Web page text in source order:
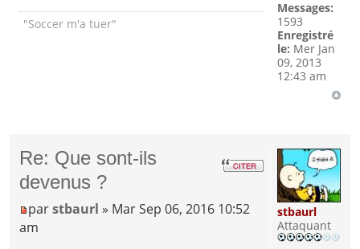
"Soccer m'a tuer"
Messages:
1593
Enregistré
le: Mer Jan
09, 2013
12:43 am
Re: Que sont-ils
devenus ?
parstbaurl » Mar Sep 06, 2016 10:52
am
stbaurl
Attaquant